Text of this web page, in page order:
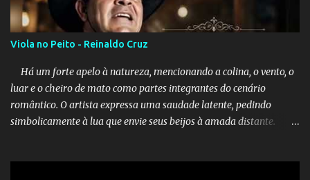
Viola no Peito - Reinaldo Cruz
Há um forte apelo à natureza, mencionando a colina, o vento, o
luar e o cheiro de mato como partes integrantes do cenário
romântico. O artista expressa uma saudade latente, pedindo
simbolicamente à lua que envie seus beijos à amada distante. A